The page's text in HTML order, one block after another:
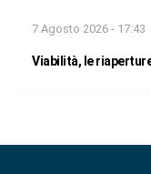
7 Agosto 2026 - 17:43
Viabilità, le